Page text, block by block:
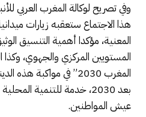
وفي تصريح لوكالة المغرب العربي
هذا الاجتماع ستعقبه زيارات
المعنية، مؤكدا أهمية التنسيق
المستويين المركزي والجهوي،
المغرب 2030” في مواكبة
بعد 2030، خدمة للتنمية
عيش المواطنين.